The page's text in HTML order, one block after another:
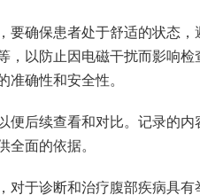
确保患者处于舒适的状态
以防止因电磁干扰而影响
确性和安全性。
后续查看和对比。记录的
面的依据。
对于诊断和治疗腹部疾病具